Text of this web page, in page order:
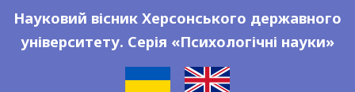
Науковий вісник Херсонського державного
університету. Серія «Психологічні науки»